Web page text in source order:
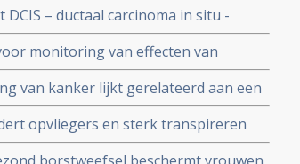
– ductaal carcinoma in situ -
maar zonder bestraling post
monitoring van effecten van
eerder resistentie en kan
van kanker lijkt gerelateerd aan een
van borstkanker
opvliegers en sterk transpireren
die hormoontherapie